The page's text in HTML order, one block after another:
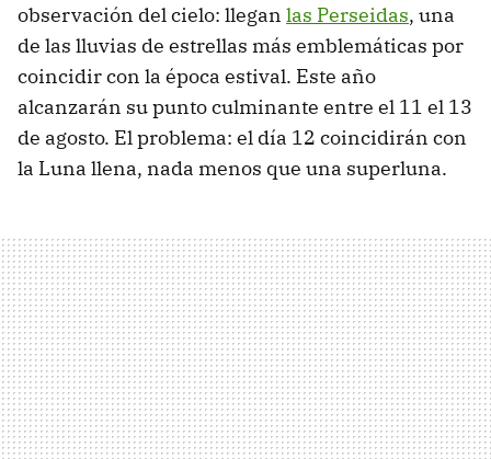
observación del cielo: llegan las Perseidas, una
de las lluvias de estrellas más emblemáticas por
coincidir con la época estival. Este año
alcanzarán su punto culminante entre el 11 el 13
de agosto. El problema: el día 12 coincidirán con
la Luna llena, nada menos que una superluna.